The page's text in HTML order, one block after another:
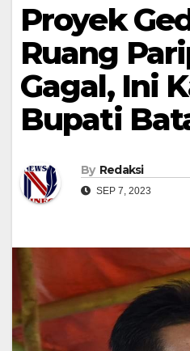
Proyek
Ruang
Gagal, Ini
Bupati
By Redaksi
SEP 7, 2023